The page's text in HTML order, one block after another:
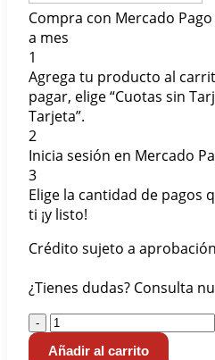
Compra con Mercado
a mes
1
Agrega tu producto al
pagar, elige “Cuotas sin
Tarjeta”.
2
Inicia sesión en Mercado
3
Elige la cantidad de pagos
ti ¡y listo!
Crédito sujeto a
¿Tienes dudas? Consulta
-
Añadir al carrito